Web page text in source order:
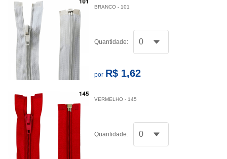
BRANCO - 101
Quantidade:
por R$ 1,62
VERMELHO - 145
Quantidade: